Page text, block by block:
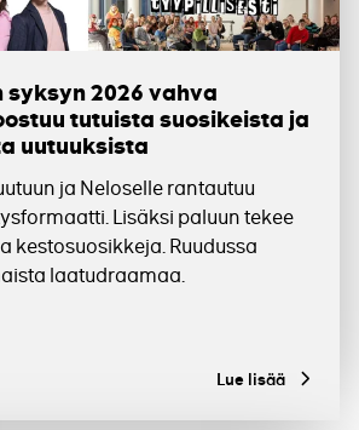
syksyn 2026 vahva
tutuista suosikeista ja
uutuuksista
ja Neloselle rantautuu
Lisäksi paluun tekee
kestosuosikkeja. Ruudussa
laatudraamaa.
Lue lisää